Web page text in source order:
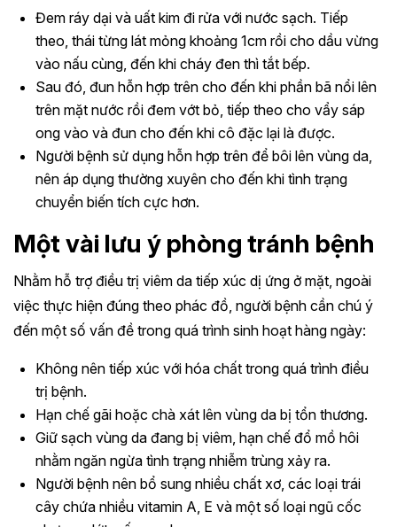
Đem ráy dại và uất kim đi rửa với nước sạch. Tiếp
theo, thái từng lát mỏng khoảng 1cm rồi cho dầu vừng
vào nấu cùng, đến khi cháy đen thì tắt bếp.
Sau đó, đun hỗn hợp trên cho đến khi phần bã nổi lên
trên mặt nước rồi đem vớt bỏ, tiếp theo cho vẩy sáp
ong vào và đun cho đến khi cô đặc lại là được.
Người bệnh sử dụng hỗn hợp trên để bôi lên vùng da,
nên áp dụng thường xuyên cho đến khi tình trạng
chuyển biến tích cực hơn.
Một vài lưu ý phòng tránh bệnh
Nhằm hỗ trợ điều trị viêm da tiếp xúc dị ứng ở mặt, ngoài
việc thực hiện đúng theo phác đồ, người bệnh cần chú ý
đến một số vấn đề trong quá trình sinh hoạt hàng ngày:
Không nên tiếp xúc với hóa chất trong quá trình điều
trị bệnh.
Hạn chế gãi hoặc chà xát lên vùng da bị tổn thương.
Giữ sạch vùng da đang bị viêm, hạn chế đổ mồ hôi
nhằm ngăn ngừa tình trạng nhiễm trùng xảy ra.
Người bệnh nên bổ sung nhiều chất xơ, các loại trái
cây chứa nhiều vitamin A, E và một số loại ngũ cốc